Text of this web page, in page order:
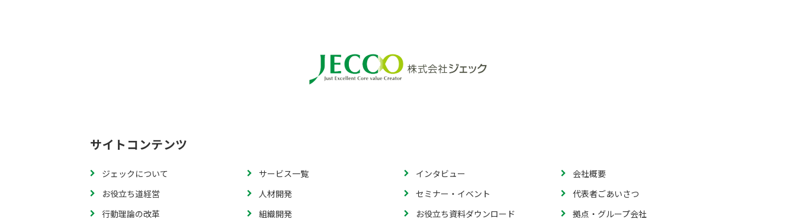
サイトコンテンツ
ジェックについて
お役立ち道経営
行動理論の改革
サービス一覧
人材開発
組織開発
インタビュー
セミナー・イベント
お役立ち資料ダウンロード
会社概要
代表者ごあいさつ
拠点・グループ会社